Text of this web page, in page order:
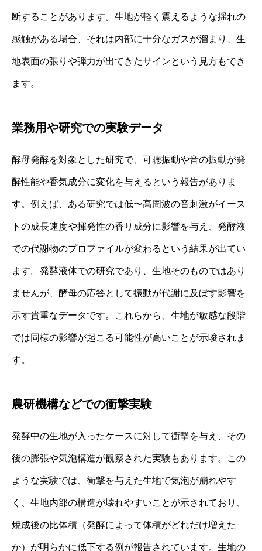
断することがあります。生地が軽く震えるような揺れの
感触がある場合、それは内部に十分なガスが溜まり、生
地表面の張りや弾力が出てきたサインという見方もでき
ます。
業務用や研究での実験データ
酵母発酵を対象とした研究で、可聴振動や音の振動が発
酵性能や香気成分に変化を与えるという報告がありま
す。例えば、ある研究では低〜高周波の音刺激がイース
トの成長速度や揮発性の香り成分に影響を与え、発酵液
での代謝物のプロファイルが変わるという結果が出てい
ます。発酵液体での研究であり、生地そのものではあり
ませんが、酵母の応答として振動が代謝に及ぼす影響を
示す貴重なデータです。これらから、生地が敏感な段階
では同様の影響が起こる可能性が高いことが示唆されま
す。
農研機構などでの衝撃実験
発酵中の生地が入ったケースに対して衝撃を与え、その
後の膨張や気泡構造が観察された実験もあります。この
ような実験では、衝撃を与えた生地で気泡が崩れやす
く、生地内部の構造が壊れやすいことが示されており、
焼成後の比体積（発酵によって体積がどれだけ増えた
か）が明らかに低下する例が報告されています。生地の